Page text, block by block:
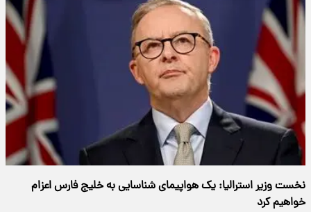
نخست وزیر استرالیا: یک هواپیمای شناسایی به خلیج فارس اعزام
خواهیم کرد